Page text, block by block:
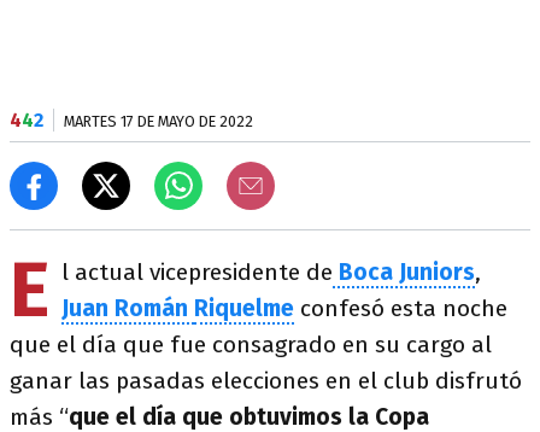
442 MARTES 17 DE MAYO DE 2022
E l actual vicepresidente de Boca Juniors,
Juan Román Riquelme confesó esta noche
que el día que fue consagrado en su cargo al
ganar las pasadas elecciones en el club disfrutó
más “que el día que obtuvimos la Copa